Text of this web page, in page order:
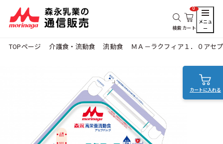
検索 カート
0
メニュ
ー
TOPページ 介護食・流動食 流動食 ＭＡ－ラクフィア１．０アセ
カートに入れる